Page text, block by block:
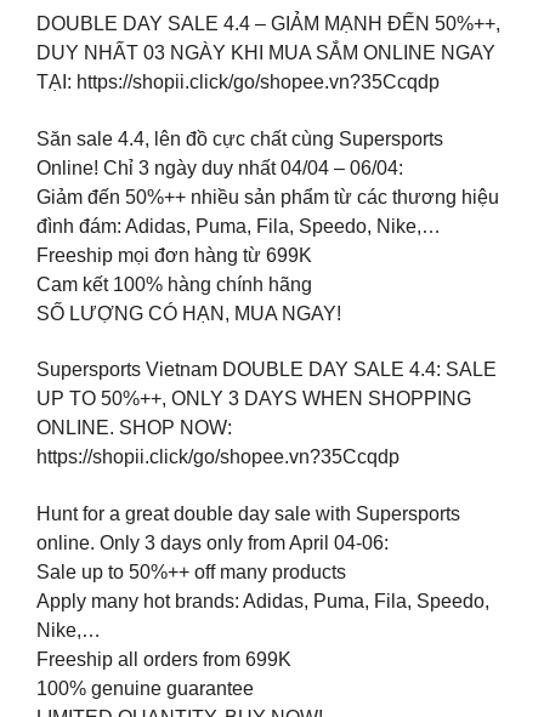
DOUBLE DAY SALE 4.4 – GIẢM MẠNH ĐẾN 50%++,
DUY NHẤT 03 NGÀY KHI MUA SẮM ONLINE NGAY
TẠI: https://shopii.click/go/shopee.vn?35Ccqdp
Săn sale 4.4, lên đồ cực chất cùng Supersports
Online! Chỉ 3 ngày duy nhất 04/04 – 06/04:
Giảm đến 50%++ nhiều sản phẩm từ các thương hiệu
đình đám: Adidas, Puma, Fila, Speedo, Nike,…
Freeship mọi đơn hàng từ 699K
Cam kết 100% hàng chính hãng
SỐ LƯỢNG CÓ HẠN, MUA NGAY!
Supersports Vietnam DOUBLE DAY SALE 4.4: SALE
UP TO 50%++, ONLY 3 DAYS WHEN SHOPPING
ONLINE. SHOP NOW:
https://shopii.click/go/shopee.vn?35Ccqdp
Hunt for a great double day sale with Supersports
online. Only 3 days only from April 04-06:
Sale up to 50%++ off many products
Apply many hot brands: Adidas, Puma, Fila, Speedo,
Nike,…
Freeship all orders from 699K
100% genuine guarantee